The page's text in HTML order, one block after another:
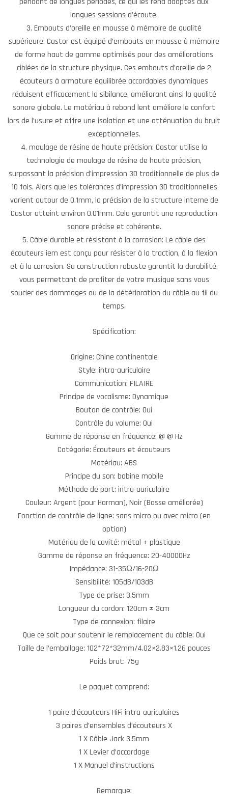
longues sessions d’écoute.
3. Embouts d’oreille en mousse à mémoire de qualité
supérieure: Castor est équipé d’embouts en mousse à mémoire
de forme haut de gamme optimisés pour des améliorations
ciblées de la structure physique. Ces embouts d’oreille de 2
écouteurs à armature équilibrée accordables dynamiques
réduisent efficacement la sibilance, améliorant ainsi la qualité
sonore globale. Le matériau à rebond lent améliore le confort
lors de l’usure et offre une isolation et une atténuation du bruit
exceptionnelles.
4. moulage de résine de haute précision: Castor utilise la
technologie de moulage de résine de haute précision,
surpassant la précision d’impression 3D traditionnelle de plus de
10 fois. Alors que les tolérances d’impression 3D traditionnelles
varient autour de 0.1mm, la précision de la structure interne de
Castor atteint environ 0.01mm. Cela garantit une reproduction
sonore précise et cohérente.
5. Câble durable et résistant à la corrosion: Le câble des
écouteurs iem est conçu pour résister à la traction, à la flexion
et à la corrosion. Sa construction robuste garantit la durabilité,
vous permettant de profiter de votre musique sans vous
soucier des dommages ou de la détérioration du câble au fil du
temps.
Spécification:
Origine: Chine continentale
Style: intra-auriculaire
Communication: FILAIRE
Principe de vocalisme: Dynamique
Bouton de contrôle: Oui
Contrôle du volume: Oui
Gamme de réponse en fréquence: @ @ Hz
Catégorie: Écouteurs et écouteurs
Matériau: ABS
Principe du son: bobine mobile
Méthode de port: intra-auriculaire
Couleur: Argent (pour Harman), Noir (Basse améliorée)
Fonction de contrôle de ligne: sans micro ou avec micro (en
option)
Matériau de la cavité: métal + plastique
Gamme de réponse en fréquence: 20-40000Hz
Impédance: 31-35Ω/16-20Ω
Sensibilité: 105dB/103dB
Type de prise: 3.5mm
Longueur du cordon: 120cm ± 3cm
Type de connexion: filaire
Que ce soit pour soutenir le remplacement du câble: Oui
Taille de l’emballage: 102*72*32mm/4.02×2.83×1.26 pouces
Poids brut: 75g
Le paquet comprend:
1 paire d’écouteurs HiFi intra-auriculaires
3 paires d’ensembles d’écouteurs X
1 X Câble Jack 3.5mm
1 X Levier d’accordage
1 X Manuel d’instructions
Remarque: